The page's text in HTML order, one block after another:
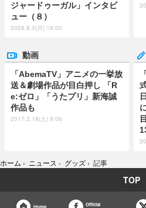
ジャードゥーガル」インタビ
ュー（８）
2026.8.3(月) 18:00
動画
「AbemaTV」アニメの一挙放
送＆劇場作品が目白押し 「R
e:ゼロ」「うたプリ」新海誠
作品も
2017.3.18(土) 9:06
ホーム › ニュース › グッズ › 記事
TOP
Home
Official